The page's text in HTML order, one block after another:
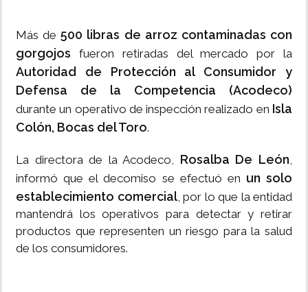
Más de500 libras de arroz contaminadas con
gorgojos fueron retiradas del mercado por la
Autoridad de Protección al Consumidor y
Defensa de la Competencia (Acodeco)
durante un operativo de inspección realizado en Isla
Colón, Bocas del Toro.
La directora de la Acodeco, Rosalba De León,
informó que el decomiso se efectuó en un solo
establecimiento comercial, por lo que la entidad
mantendrá los operativos para detectar y retirar
productos que representen un riesgo para la salud
de los consumidores.